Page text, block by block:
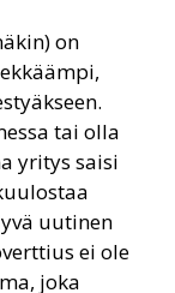
on
tai olla
yritys saisi
uutinen
ei ole
joka